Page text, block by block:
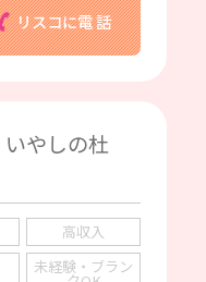
リスコに電 話
やしの杜
高収入
未経験・ブラン